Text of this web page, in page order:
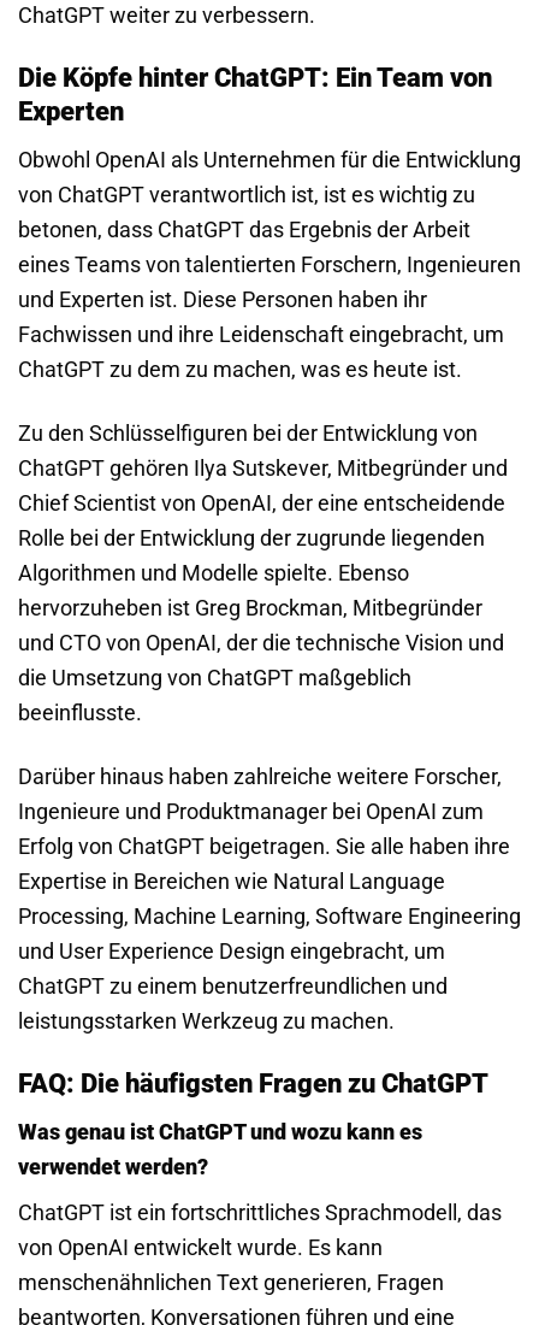
ChatGPT weiter zu verbessern.
Die Köpfe hinter ChatGPT: Ein Team von
Experten
Obwohl OpenAI als Unternehmen für die Entwicklung
von ChatGPT verantwortlich ist, ist es wichtig zu
betonen, dass ChatGPT das Ergebnis der Arbeit
eines Teams von talentierten Forschern, Ingenieuren
und Experten ist. Diese Personen haben ihr
Fachwissen und ihre Leidenschaft eingebracht, um
ChatGPT zu dem zu machen, was es heute ist.
Zu den Schlüsselfiguren bei der Entwicklung von
ChatGPT gehören Ilya Sutskever, Mitbegründer und
Chief Scientist von OpenAI, der eine entscheidende
Rolle bei der Entwicklung der zugrunde liegenden
Algorithmen und Modelle spielte. Ebenso
hervorzuheben ist Greg Brockman, Mitbegründer
und CTO von OpenAI, der die technische Vision und
die Umsetzung von ChatGPT maßgeblich
beeinflusste.
Darüber hinaus haben zahlreiche weitere Forscher,
Ingenieure und Produktmanager bei OpenAI zum
Erfolg von ChatGPT beigetragen. Sie alle haben ihre
Expertise in Bereichen wie Natural Language
Processing, Machine Learning, Software Engineering
und User Experience Design eingebracht, um
ChatGPT zu einem benutzerfreundlichen und
leistungsstarken Werkzeug zu machen.
FAQ: Die häufigsten Fragen zu ChatGPT
Was genau ist ChatGPT und wozu kann es
verwendet werden?
ChatGPT ist ein fortschrittliches Sprachmodell, das
von OpenAI entwickelt wurde. Es kann
menschenähnlichen Text generieren, Fragen
beantworten, Konversationen führen und eine